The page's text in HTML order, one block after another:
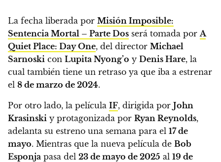
La fecha liberada por Misión Imposible:
Sentencia Mortal – Parte Dos será tomada por A
Quiet Place: Day One, del director Michael
Sarnoski con Lupita Nyong’o y Denis Hare, la
cual también tiene un retraso ya que iba a estrenar
el 8 de marzo de 2024.
Por otro lado, la película IF, dirigida por John
Krasinski y protagonizada por Ryan Reynolds,
adelanta su estreno una semana para el 17 de
mayo. Mientras que la nueva película de Bob
Esponja pasa del 23 de mayo de 2025 al 19 de